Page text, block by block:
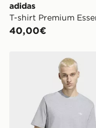
adidas
T-shirt Premium
40,00€
adidas T-shirt